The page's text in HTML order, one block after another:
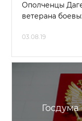
Ополченцы
ветерана
03.08.19